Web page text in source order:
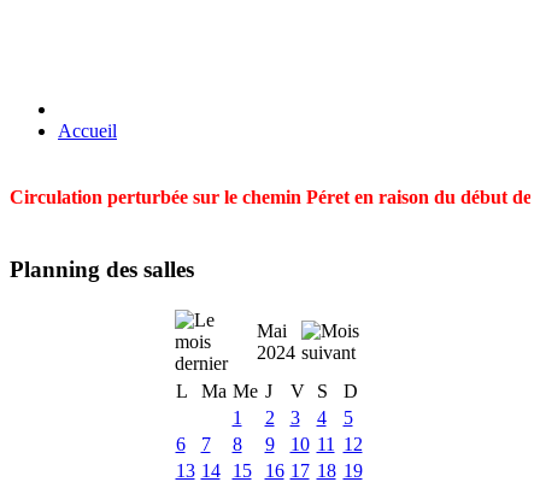
Accueil
Circulation perturbée sur le chemin Péret en raison du début
Planning des salles
Mai
2024
L
Ma Me J V S
D
1
2 3 4
5
6
7 8 9 10 11
12
13 14 15 16 17 18 19